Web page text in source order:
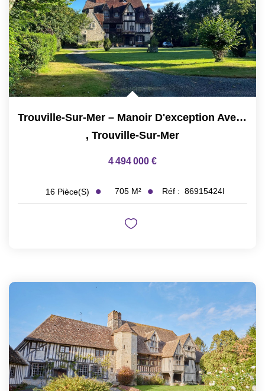
Trouville-Sur-Mer – Manoir D'exception Avec Vue Mer, Signé...
, Trouville-Sur-Mer
4 494 000 €
16 Pièce(s) 705 M² Réf : 86915424I